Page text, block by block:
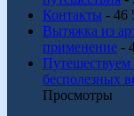
Контакты - 46
Вытяжка из
применение -
бесполезных
Просмотры